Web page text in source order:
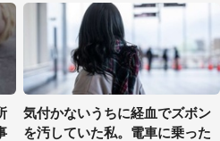
気付かないうちに経血でズボン
を汚していた私。電車に乗った